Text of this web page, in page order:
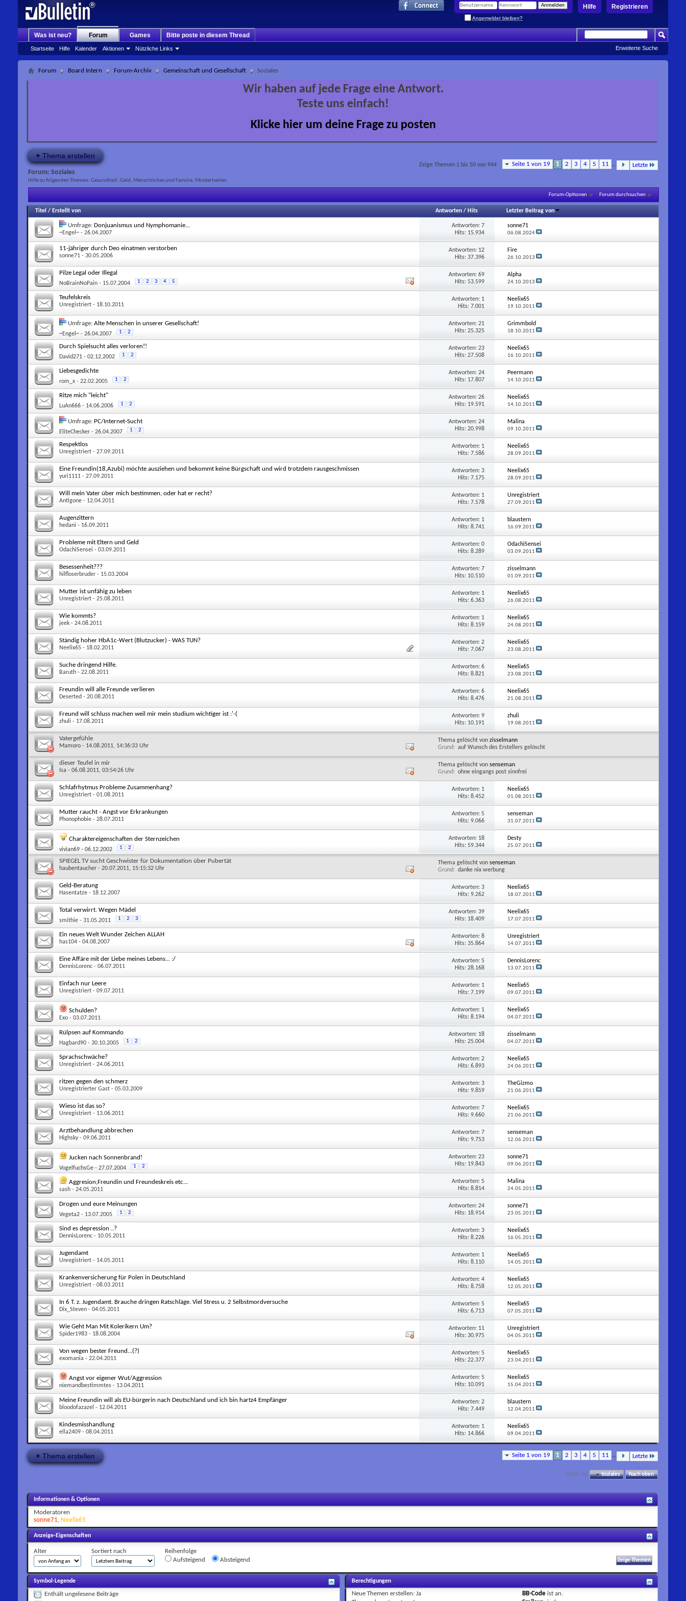
Registrieren
Hilfe
Angemeldet bleiben?
Was ist neu? Forum
Startseite Hilfe Kalender Aktionen Nützliche Links
Games Bitte poste in diesem Thread
Erweiterte Suche
Forum Board Intern Forum-Archiv Gemeinschaft und Gesellschaft Soziales
Wir haben auf jede Frage eine Antwort.
Teste uns einfach!
Klicke hier um deine Frage zu posten
+ Thema erstellen
Seite 1 von 19 1 2 3 4 5 11 ... Letzte
Zeige Themen 1 bis 50 von 944
Forum: Soziales
Hilfe zu folgenden Themen: Gesundheit, Geld, Menschliches und Familie, Minderheiten
Forum-Optionen Forum durchsuchen
Titel / Erstellt von Antworten/ Hits Letzter Beitrag von
Umfrage: Donjuanismus und Nymphomanie...
~Engel~ - 26.04.2007
Antworten:7
Hits: 15.934
sonne71
06.08.2024
11-jähriger durch Deo einatmen verstorben
sonne71 - 30.05.2006
Antworten: 12
Hits: 37.396
Fire
26.10.2013
Pilze Legal oder Illegal
NoBrainNoPain - 15.07.2004 1 2 3 4 5
Antworten:69
Hits: 53.599
Alpha
24.10.2013
Teufelskreis
Unregistriert - 18.10.2011
Antworten: 1
Hits: 7.001
Neelix65
19.10.2011
Umfrage: Alte Menschen in unserer Gesellschaft!
~Engel~ - 26.04.2007 1 2
Antworten:21
Hits: 25.325
Grimmbold
18.10.2011
Durch Spielsucht alles verloren!!
David271 - 02.12.2002 1 2
Antworten:23
Hits: 27.508
Neelix65
16.10.2011
Liebesgedichte
rom_x - 22.02.2005 1 2
Antworten:24
Hits: 17.807
Peermann
14.10.2011
Ritze mich "leicht"
LuAn666 - 14.06.2006 1 2
Antworten:26
Hits: 19.591
Neelix65
14.10.2011
Umfrage: PC/Internet-Sucht
EliteChecker - 26.04.2007 1 2
Antworten:24
Hits: 20.998
Malina
09.10.2011
Respektlos
Unregistriert - 27.09.2011
Antworten: 1
Hits: 7.586
Neelix65
28.09.2011
Eine Freundin(18,Azubi) möchte ausziehen und bekommt keine Bürgschaft und wird trotzdem rausgeschmissen
yuri1111 - 27.09.2011
Antworten:3
Hits: 7.175
Neelix65
28.09.2011
Will mein Vater über mich bestimmen, oder hat er recht?
Antigone - 12.04.2011
Antworten: 1
Hits: 7.578
Unregistriert
27.09.2011
Augenzittern
hedani - 16.09.2011
Antworten: 1
Hits: 8.741
blaustern
16.09.2011
Probleme mit Eltern und Geld
OdachiSensei - 03.09.2011
Antworten:0
Hits: 8.289
OdachiSensei
03.09.2011
Besessenheit???
hilfloserbruder - 15.03.2004
Antworten:7
Hits: 10.510
zisselmann
01.09.2011
Mutter ist unfähig zu leben
Unregistriert - 25.08.2011
Antworten: 1
Hits: 6.363
Neelix65
26.08.2011
Wie kommts?
jeek - 24.08.2011
Antworten: 1
Hits: 8.159
Neelix65
24.08.2011
Ständig hoher HbA1c-Wert (Blutzucker) - WAS TUN?
Neelix65 - 18.02.2011
Antworten:2
Hits: 7.067
Neelix65
23.08.2011
Suche dringend Hilfe.
Baruth - 22.08.2011
Antworten:6
Hits: 8.821
Neelix65
23.08.2011
Freundin will alle Freunde verlieren
Deserted - 20.08.2011
Antworten:6
Hits: 8.476
Neelix65
21.08.2011
Freund will schluss machen weil mir mein studium wichtiger ist :'-(
zhuli - 17.08.2011
Antworten:9
Hits: 10.191
zhuli
19.08.2011
Vatergefühle
Mamoro - 14.08.2011, 14:36:33 Uhr
Thema gelöscht vonzisselmann
Grund
auf Wunsch des Erstellers gelöscht
dieser Teufel in mir
Isa - 06.08.2011, 03:54:26 Uhr
Thema gelöscht vonsenseman
Grund
ohne eingangs post sinnfrei
Schlafrhytmus Probleme Zusammenhang?
Unregistriert - 01.08.2011
Antworten: 1
Hits: 8.452
Neelix65
01.08.2011
Mutter raucht - Angst vor Erkrankungen
Phonophobie - 28.07.2011
Antworten:5
Hits: 9.066
senseman
31.07.2011
Charaktereigenschaften der Sternzeichen
vivian69 - 06.12.2002 1 2
Antworten: 18
Hits: 59.344
Desty
25.07.2011
SPIEGEL TV sucht Geschwister für Dokumentation über Pubertät
haubentaucher - 20.07.2011, 15:15:32 Uhr
Thema gelöscht vonsenseman
Grund
danke nix werbung
Geld-Beratung
Hasentatze - 18.12.2007
Antworten:3
Hits: 9.262
Neelix65
18.07.2011
Total verwirrt. Wegen Mädel
smithie - 31.05.2011 1 2 3
Antworten:39
Hits: 18.409
Neelix65
17.07.2011
Ein neues Welt Wunder Zeichen ALLAH
has104 - 04.08.2007
Antworten:8
Hits: 35.864
Unregistriert
14.07.2011
Eine Affäre mit der Liebe meines Lebens... :/
DennisLorenc - 06.07.2011
Antworten:5
Hits: 28.168
DennisLorenc
13.07.2011
Einfach nur Leere
Unregistriert - 09.07.2011
Antworten: 1
Hits: 7.199
Neelix65
09.07.2011
Schulden?
Exo - 03.07.2011
Antworten: 1
Hits: 8.194
Neelix65
04.07.2011
Rülpsen auf Kommando
Hagbard90 - 30.10.2005 1 2
Antworten: 18
Hits: 25.004
zisselmann
04.07.2011
Sprachschwäche?
Unregistriert - 24.06.2011
Antworten:2
Hits: 6.893
Neelix65
24.06.2011
ritzen gegen den schmerz
Unregistrierter Gast - 05.03.2009
Antworten:3
Hits: 9.859
TheGizmo
21.06.2011
Wieso ist das so?
Unregistriert - 13.06.2011
Antworten:7
Hits: 9.660
Neelix65
21.06.2011
Arztbehandlung abbrechen
Highsky- 09.06.2011
Antworten:7
Hits: 9.753
senseman
12.06.2011
Jucken nach Sonnenbrand!
VogelfuchsGe - 27.07.2004 1 2
Antworten:23
Hits: 19.843
sonne71
09.06.2011
Aggresion,Freundin und Freundeskreis etc...
sash - 24.05.2011
Antworten:5
Hits: 8.814
Malina
24.05.2011
Drogen und eure Meinungen
Vegeta2 - 13.07.2005 1 2
Antworten:24
Hits: 18.914
sonne71
23.05.2011
Sind es depression ..?
DennisLorenc - 10.05.2011
Antworten:3
Hits: 8.226
Neelix65
16.05.2011
Jugendamt
Unregistriert - 14.05.2011
Antworten: 1
Hits: 8.110
Neelix65
14.05.2011
Krankenversicherung für Polen in Deutschland
Unregistriert - 08.03.2011
Antworten:4
Hits: 8.758
Neelix65
12.05.2011
In 6 T. z. Jugendamt. Brauche dringen Ratschläge. Viel Stress u. 2 Selbstmordversuche
Dix_Steven - 04.05.2011
Antworten:5
Hits: 6.713
Neelix65
07.05.2011
Wie Geht Man Mit Kolerikern Um?
Spider1983 - 18.08.2004
Antworten: 11
Hits: 30.975
Unregistriert
04.05.2011
Von wegen bester Freund...(?)
exomania - 22.04.2011
Antworten:5
Hits: 22.377
Neelix65
23.04.2011
Angst vor eigener Wut/Aggression
niemandbestimmtes - 13.04.2011
Antworten:5
Hits: 10.091
Neelix65
15.04.2011
Meine Freundin will als EU-bürgerin nach Deutschland und ich bin hartz4 Empfänger
bloodofazazel - 12.04.2011
Antworten:2
Hits: 7.449
blaustern
12.04.2011
Kindesmisshandlung
ella2409 - 08.04.2011
Antworten: 1
Hits: 14.866
Neelix65
09.04.2011
+ Thema erstellen Seite 1 von 19 1 2 3 4 5 11 ... Letzte
Gehe zu: Soziales Nach oben
Informationen & Optionen
Moderatoren
sonne71, Neelix65
Anzeige-Eigenschaften
Alter Sortiert nach
Reihenfolge
Aufsteigend
Absteigend
Symbol-Legende
Enthält ungelesene Beiträge
Berechtigungen
Neue Themen erstellen:Ja
BB-Code istan.